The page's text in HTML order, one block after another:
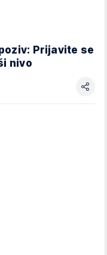
Prijavite se
nivo